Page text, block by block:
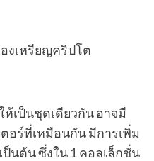
งเหรียญคริปโต
ห้เป็นชุดเดียวกัน อาจมี
อร์ที่เหมือนกัน มีการเพิ่ม
นต้น ซึ่งใน 1 คอลเล็กชั่น